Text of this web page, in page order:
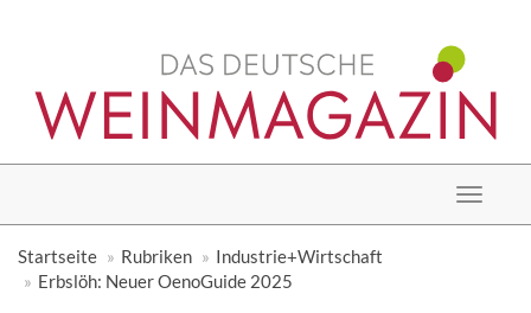
Toggle
Startseite
Rubriken
Industrie+Wirtschaft
Erbslöh: Neuer OenoGuide 2025